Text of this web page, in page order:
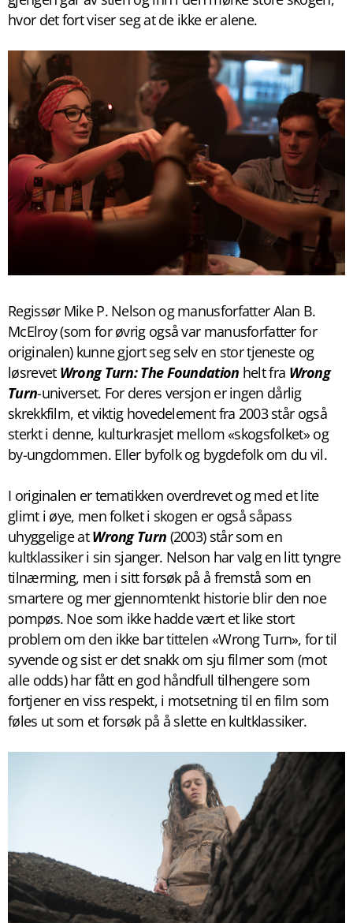
hvor det fort viser seg at de ikke er alene.
Regissør Mike P. Nelson og manusforfatter Alan B.
McElroy (som for øvrig også var manusforfatter for
originalen) kunne gjort seg selv en stor tjeneste og
løsrevet Wrong Turn: The Foundation helt fra Wrong
Turn-universet. For deres versjon er ingen dårlig
skrekkfilm, et viktig hovedelement fra 2003 står også
sterkt i denne, kulturkrasjet mellom «skogsfolket» og
by-ungdommen. Eller byfolk og bygdefolk om du vil.
I originalen er tematikken overdrevet og med et lite
glimt i øye, men folket i skogen er også såpass
uhyggelige atWrong Turn (2003) står som en
kultklassiker i sin sjanger. Nelson har valg en litt tyngre
tilnærming, men i sitt forsøk på å fremstå som en
smartere og mer gjennomtenkt historie blir den noe
pompøs. Noe som ikke hadde vært et like stort
problem om den ikke bar tittelen «Wrong Turn», for til
syvende og sist er det snakk om sju filmer som (mot
alle odds) har fått en god håndfull tilhengere som
fortjener en viss respekt, i motsetning til en film som
føles ut som et forsøk på å slette en kultklassiker.